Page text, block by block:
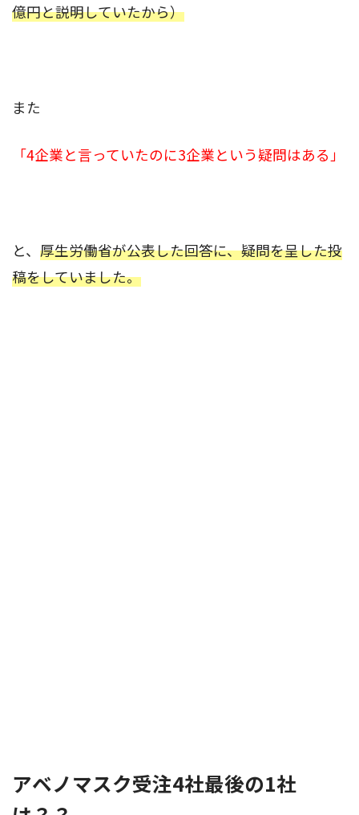
億円と説明していたから）
また
「4企業と言っていたのに3企業という疑問はある」
と、 厚生労働省が公表した回答に、疑問を呈した投
稿をしていました。
アベノマスク受注4社最後の1社